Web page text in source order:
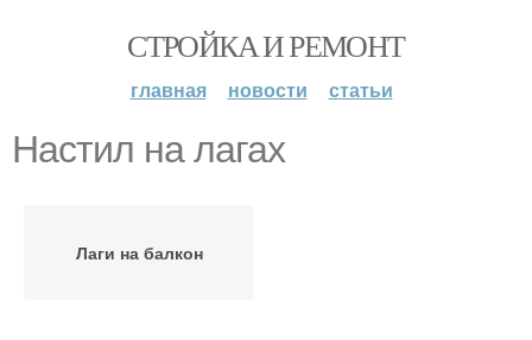
СТРОЙКА И РЕМОНТ
главная новости статьи
Настил на лагах
Лаги на балкон